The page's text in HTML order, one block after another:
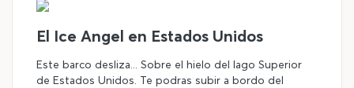
El Ice Angel en Estados Unidos
Este barco desliza... Sobre el hielo del lago Superior
de Estados Unidos. Te podras subir a bordo del